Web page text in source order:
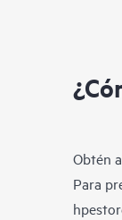
Obtén
Para